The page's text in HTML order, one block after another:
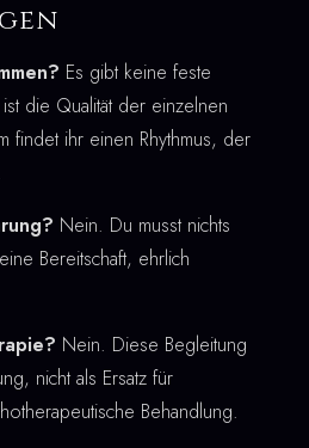
Es gibt keine feste
die Qualität der einzelnen
findet ihr einen Rhythmus, der
Nein. Du musst nichts
Bereitschaft, ehrlich
Nein. Diese Begleitung
nicht als Ersatz für
Behandlung.